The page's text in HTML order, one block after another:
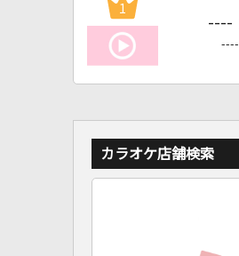
1
----
----
カラオケ店舗検索